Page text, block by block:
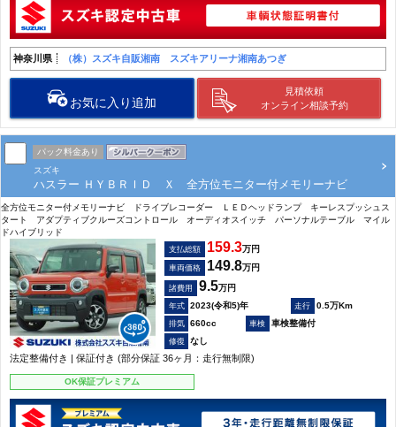
神奈川県 （株）スズキ自販湘南 スズキアリーナ湘南あつぎ
お気に入り追加
見積依頼
オンライン相談予約
パック料金あり
スズキ
ハスラー ＨＹＢＲＩＤ Ｘ 全方位モニター付メモリーナビ
全方位モニター付メモリーナビ ドライブレコーダー ＬＥＤヘッドランプ キーレスプッシュス
タート アダプティブクルーズコントロール オーディオスイッチ パーソナルテーブル マイル
ドハイブリッド
支払総額 159.3万円
車両価格 149.8万円
諸費用 9.5万円
2023(令和5)年
0.5万Km
660cc
車検整備付
なし
法定整備付き | 保証付き (部分保証 36ヶ月：走行無制限)
OK保証プレミアム